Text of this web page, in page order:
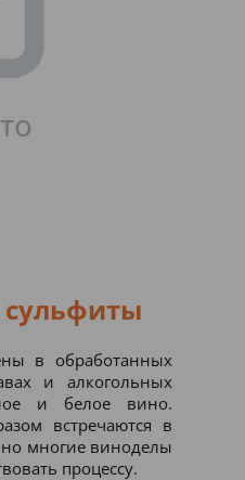
сульфиты
в обработанных
и алкогольных
и белое вино.
встречаются в
многие виноделы
процессу.